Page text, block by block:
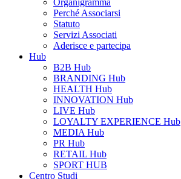
Organigramma
Perché Associarsi
Statuto
Servizi Associati
Aderisce e partecipa
Hub
B2B Hub
BRANDING Hub
HEALTH Hub
INNOVATION Hub
LIVE Hub
LOYALTY EXPERIENCE Hub
MEDIA Hub
PR Hub
RETAIL Hub
SPORT HUB
Centro Studi